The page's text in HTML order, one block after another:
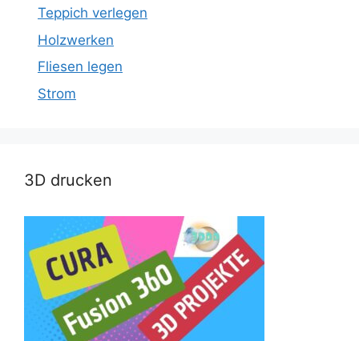
Teppich verlegen
Holzwerken
Fliesen legen
Strom
3D drucken